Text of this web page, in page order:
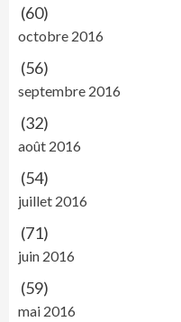
(60)
octobre 2016
(56)
septembre 2016
(32)
août 2016
(54)
juillet 2016
(71)
juin 2016
(59)
mai 2016